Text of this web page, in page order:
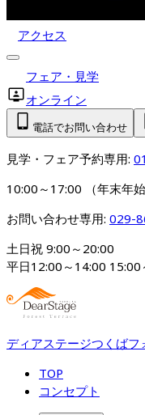
アクセス
フェア・見学
オンライン
電話でお問い合わせ
見学・フェア予約専用:
10:00～17:00 （年末年始
お問い合わせ専用: 029-
土日祝 9:00～20:00
平日12:00～14:00 15:00
ディアステージつくばフ
TOP
コンセプト